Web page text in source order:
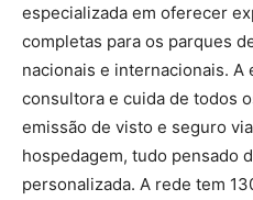
especializada em oferecer
completas para os parques
nacionais e internacionais. A
consultora e cuida de todos
emissão de visto e seguro
hospedagem, tudo pensado
personalizada. A rede tem